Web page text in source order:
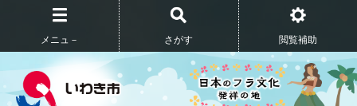
メニュ－ さがす 閲覧補助